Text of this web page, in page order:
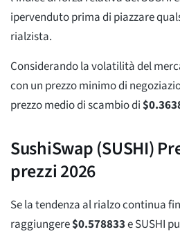
ipervenduto prima di piazzare
rialzista.
Considerando la volatilità del
con un prezzo minimo di
prezzo medio di scambio di$
SushiSwap (SUSHI)
prezzi 2026
Se la tendenza al rialzo continua
raggiungere$0.578833e SUSHI